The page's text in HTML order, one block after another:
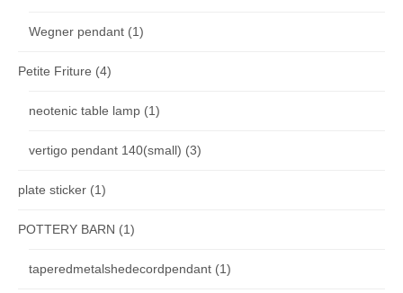
Wegner pendant (1)
Petite Friture (4)
neotenic table lamp (1)
vertigo pendant 140(small) (3)
plate sticker (1)
POTTERY BARN (1)
taperedmetalshedecordpendant (1)